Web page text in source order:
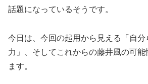
話題になっているそうです。
今日は、今回の起用から見える「自分
力」、そしてこれからの藤井風の可
ます。